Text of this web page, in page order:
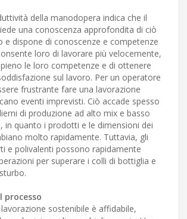
della manodopera indica che il
una conoscenza approfondita di ciò
e dispone di conoscenze e competenze
loro di lavorare più velocemente,
le loro competenze e di ottenere
sul lavoro. Per un operatore
frustrante fare una lavorazione
eventi imprevisti. Ciò accade spesso
di produzione ad alto mix e basso
in quanto i prodotti e le dimensioni dei
molto rapidamente. Tuttavia, gli
e polivalenti possono rapidamente
per superare i colli di bottiglia e
processo
sostenibile è affidabile,